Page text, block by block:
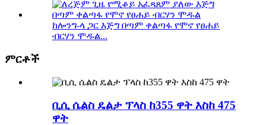
ከሎንግ-ላ ጋር እጅግ በጣም ቀልጣፋ የሞኖ የፀሐይ
ብርሃን ሞዱል...
ምርቶች
ቢሲ ሴልስ ዴልታ ፕላስ ከ355 ዋት እስከ 475
ዋት